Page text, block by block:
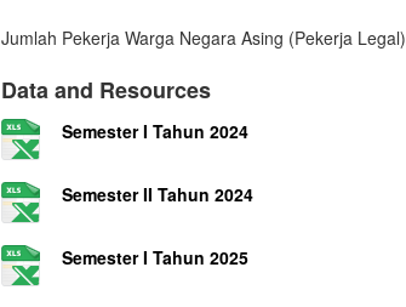
Jumlah Pekerja Warga Negara Asing (Pekerja Legal)
Data and Resources
Semester I Tahun 2024
Semester II Tahun 2024
Semester I Tahun 2025